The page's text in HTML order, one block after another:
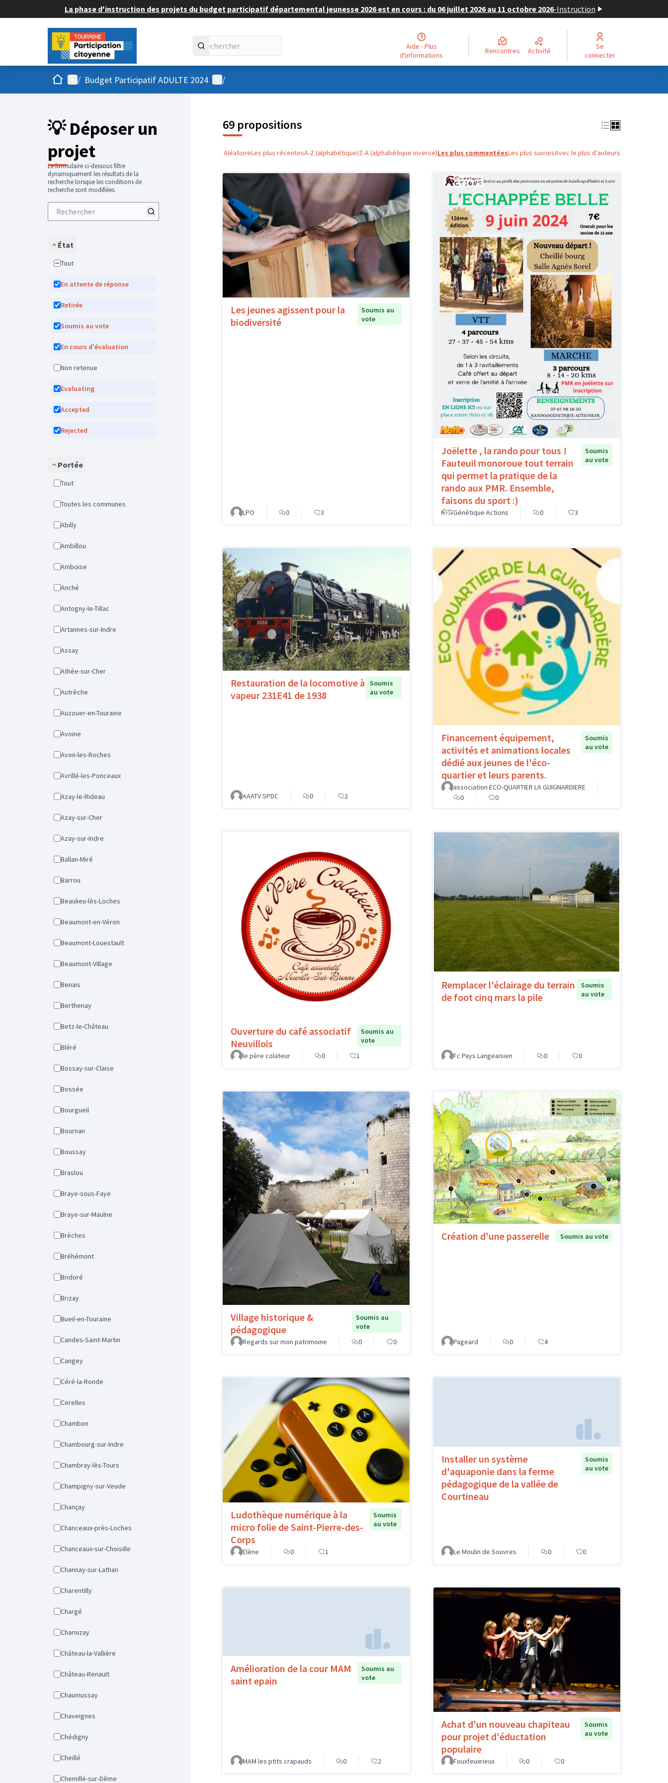
La phase d'instruction des projets du budget participatif départemental jeunesse 2026 est en cours : du 06 juillet 2026 au 11 octobre 2026-Instruction
Aide - Plus
d'informations
Rencontres Activité
Se
connecter
AccueilMenu principal
/ Budget Participatif ADULTE 2024 Menu utilisateur
/
💡 Déposer un
projet
Le formulaire ci-dessous filtre
dynamiquement les résultats de la
recherche lorsque les conditions de
recherche sont modifiées.
État
Tout
En attente de réponse
Retirée
Soumis au vote
En cours d'évaluation
Non retenue
Evaluating
Accepted
Rejected
Portée
Tout
Toutes les communes
Abilly
Ambillou
Amboise
Anché
Antogny-le-Tillac
Artannes-sur-Indre
Assay
Athée-sur-Cher
Autrèche
Auzouer-en-Touraine
Avoine
Avon-les-Roches
Avrillé-les-Ponceaux
Azay-le-Rideau
Azay-sur-Cher
Azay-sur-Indre
Ballan-Miré
Barrou
Beaulieu-lès-Loches
Beaumont-en-Véron
Beaumont-Louestault
Beaumont-Village
Benais
Berthenay
Betz-le-Château
Bléré
Bossay-sur-Claise
Bossée
Bourgueil
Bournan
Boussay
Braslou
Braye-sous-Faye
Braye-sur-Maulne
Brèches
Bréhémont
Bridoré
Brizay
Bueil-en-Touraine
Candes-Saint-Martin
Cangey
Céré-la-Ronde
Cerelles
Chambon
Chambourg-sur-Indre
Chambray-lès-Tours
Champigny-sur-Veude
Chançay
Chanceaux-près-Loches
Chanceaux-sur-Choisille
Channay-sur-Lathan
Charentilly
Chargé
Charnizay
Château-la-Vallière
Château-Renault
Chaumussay
Chaveignes
Chédigny
Cheillé
Chemillé-sur-Dême
69 propositions
AléatoireLes plus récentesA-Z (alphabétique)Z-A (alphabétique inverse)Les plus commentéesLes plus suiviesAvec le plus d'auteurs
Les jeunes agissent pour la
biodiversité
Soumis au
vote
LPO 0 3
Joëlette , la rando pour tous !
Fauteuil monoroue tout terrain
qui permet la pratique de la
rando aux PMR. Ensemble,
faisons du sport :)
Soumis
au vote
Génétique Actions 0 3
Restauration de la locomotive à
vapeur 231E41 de 1938
Soumis
au vote
AAATV SPDC 0 2
Financement équipement,
activités et animations locales
dédié aux jeunes de l'éco-
quartier et leurs parents.
Soumis
au vote
association ECO-QUARTIER LA GUIGNARDIERE
0
0
Ouverture du café associatif
Neuvillois
Soumis au
vote
le père colateur
0 1
Remplacer l'éclairage du terrain
de foot cinq mars la pile
Soumis
au vote
Fc Pays Langeaisien 0 0
Village historique &
pédagogique
Soumis au
vote
Regards sur mon patrimoine
0 0
Création d'une passerelle Soumis au vote
Pageard 0 4
Ludothèque numérique à la
micro folie de Saint-Pierre-des-
Corps
Soumis
au vote
Elène 0 1
Installer un système
d'aquaponie dans la ferme
pédagogique de la vallée de
Courtineau
Soumis
au vote
Le Moulin de Souvres 0 0
Amélioration de la cour MAM
saint epain
Soumis au
vote
MAM les ptits crapauds 0 2
Achat d'un nouveau chapiteau
pour projet d'éductation
populaire
Soumis
au vote
Fouxfeuxrieux 0 0